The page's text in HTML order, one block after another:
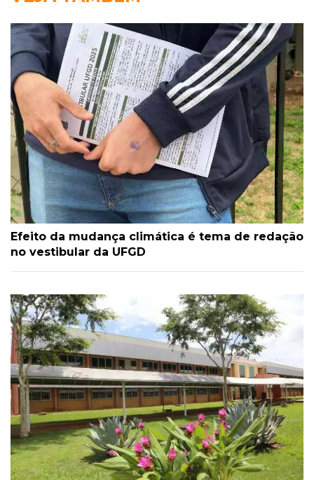
Efeito da mudança climática é tema de redação
no vestibular da UFGD